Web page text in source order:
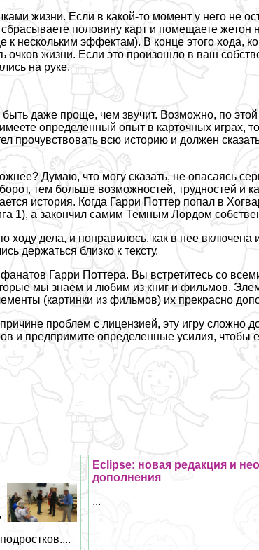
жизни. Если в какой-то момент у него не
половину карт и помещаете жетон
к нескольким эффектам). В конце этого хода,
очков жизни. Если это произошло в ваш
на руке.
даже проще, чем звучит. Возможно, по этой
определенный опыт в карточных играх,
прочувствовать всю историю и должен
Думаю, что могу сказать, не опасаясь
тем больше возможностей, трудностей и
история. Когда Гарри Поттер попал в
1), а закончил самим Темным Лордом
ходу дела, и понравилось, как в нее включена
держаться близко к тексту.
фанатов Гарри Поттера. Вы встретитесь со
мы знаем и любим из книг и фильмов.
(картинки из фильмов) их прекрасно
проблем с лицензией, эту игру сложно
и предпримите определенные усилия, чтобы
Eclipse: новая редакция и
дополнения
...